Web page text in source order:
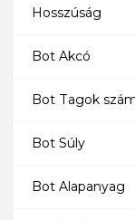
Hosszúság
Bot Akcó
Bot Tagok
Bot Súly
Bot Alapanyag